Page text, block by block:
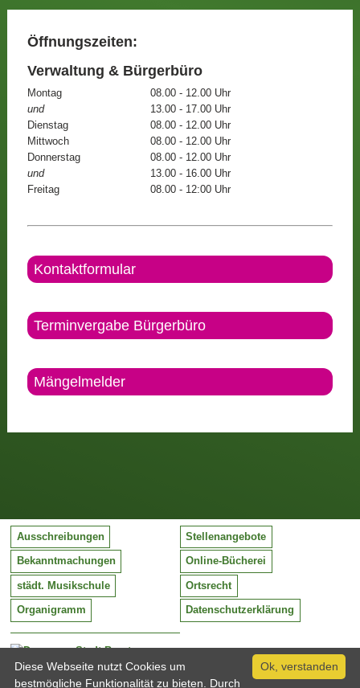
Öffnungszeiten:
Verwaltung & Bürgerbüro
Montag
08.00 - 12.00 Uhr
und
13.00 - 17.00 Uhr
Dienstag
08.00 - 12.00 Uhr
Mittwoch
08.00 - 12.00 Uhr
Donnerstag
08.00 - 12.00 Uhr
und
13.00 - 16.00 Uhr
Freitag
08.00 - 12:00 Uhr
Kontaktformular
Terminvergabe Bürgerbüro
Mängelmelder
Stadt Barntrup
Mittelstraße 38
32683 Barntrup
Ausschreibungen Stellenangebote
Bekanntmachungen Online-Bücherei
städt. Musikschule Ortsrecht
Organigramm Datenschutzerklärung
Ok, verstanden
Diese Webseite nutzt Cookies um
bestmögliche Funktionalität zu bieten. Durch